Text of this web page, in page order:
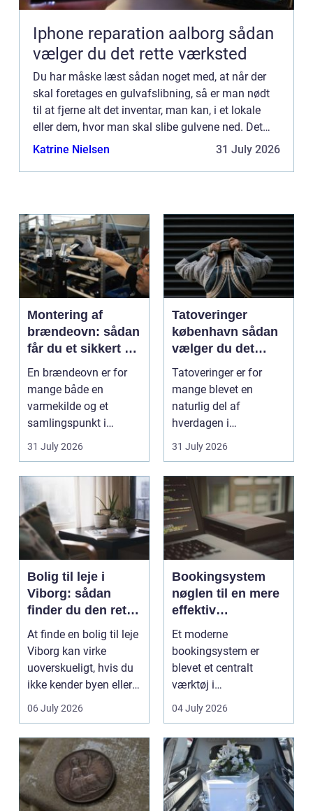
Iphone reparation aalborg sådan
vælger du det rette værksted
Du har måske læst sådan noget med, at når der
skal foretages en gulvafslibning, så er man nødt
til at fjerne alt det inventar, man kan, i et lokale
eller dem, hvor man skal slibe gulvene ned. Det
giver jo sig selv...
Katrine Nielsen 31 July 2026
Montering af
brændeovn: sådan
får du et sikkert og
smukt resultat
En brændeovn er for
mange både en
varmekilde og et
samlingspunkt i
hjemmet. Flammerne
31 July 2026
Tatoveringer
københavn sådan
vælger du det
rigtige studie
Tatoveringer er for
mange blevet en
naturlig del af
hverdagen i
København. Byen er
31 July 2026
Bolig til leje i
Viborg: sådan
finder du den rette
lejlighed
At finde en bolig til leje
Viborg kan virke
uoverskueligt, hvis du
ikke kender byen eller
det lokale...
06 July 2026
Bookingsystem
nøglen til en mere
effektiv
klinikhverdag
Et moderne
bookingsystem er
blevet et centralt
værktøj i
sundhedssektoren.
beh...
04 July 2026